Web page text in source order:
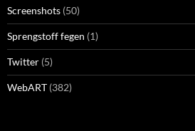
Screenshots (50)
Sprengstoff fegen (1)
Twitter (5)
WebART (382)